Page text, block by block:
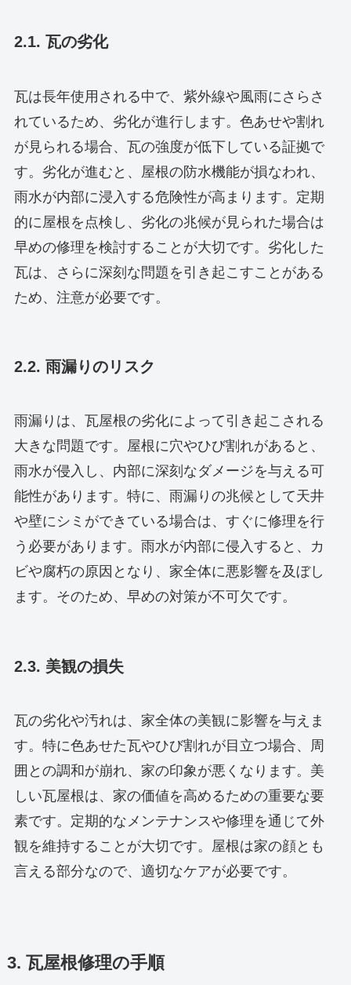
2.1. 瓦の劣化
瓦は長年使用される中で、紫外線や風雨にさらさ
れているため、劣化が進行します。色あせや割れ
が見られる場合、瓦の強度が低下している証拠で
す。劣化が進むと、屋根の防水機能が損なわれ、
雨水が内部に浸入する危険性が高まります。定期
的に屋根を点検し、劣化の兆候が見られた場合は
早めの修理を検討することが大切です。劣化した
瓦は、さらに深刻な問題を引き起こすことがある
ため、注意が必要です。
2.2. 雨漏りのリスク
雨漏りは、瓦屋根の劣化によって引き起こされる
大きな問題です。屋根に穴やひび割れがあると、
雨水が侵入し、内部に深刻なダメージを与える可
能性があります。特に、雨漏りの兆候として天井
や壁にシミができている場合は、すぐに修理を行
う必要があります。雨水が内部に侵入すると、カ
ビや腐朽の原因となり、家全体に悪影響を及ぼし
ます。そのため、早めの対策が不可欠です。
2.3. 美観の損失
瓦の劣化や汚れは、家全体の美観に影響を与えま
す。特に色あせた瓦やひび割れが目立つ場合、周
囲との調和が崩れ、家の印象が悪くなります。美
しい瓦屋根は、家の価値を高めるための重要な要
素です。定期的なメンテナンスや修理を通じて外
観を維持することが大切です。屋根は家の顔とも
言える部分なので、適切なケアが必要です。
3. 瓦屋根修理の手順